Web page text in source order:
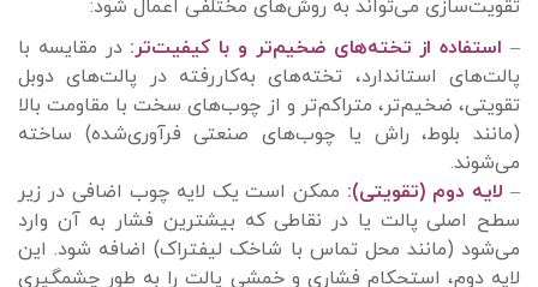
تقویت‌سازی می‌تواند به روش‌های مختلفی اعمال شود:
–استفاده از تخته‌های ضخیم‌تر و با کیفیت‌تر: در مقایسه با
پالت‌های استاندارد، تخته‌های به‌کاررفته در پالت‌های دوبل
تقویتی، ضخیم‌تر، متراکم‌تر و از چوب‌های سخت با مقاومت بالا
(مانند بلوط، راش یا چوب‌های صنعتی فرآوری‌شده) ساخته
می‌شوند.
– لایه دوم (تقویتی): ممکن است یک لایه چوب اضافی در زیر
سطح اصلی پالت یا در نقاطی که بیشترین فشار به آن وارد
می‌شود (مانند محل تماس با شاخک لیفتراک) اضافه شود. این
لایه دوم، استحکام فشاری و خمشی پالت را به طور چشمگیری